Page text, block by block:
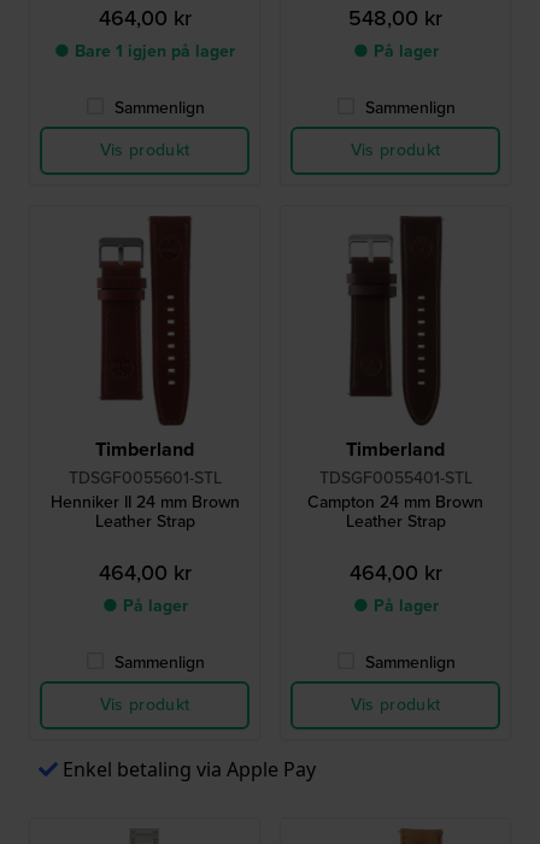
464,00 kr
● Bare 1 igjen på lager
Sammenlign
Vis produkt
548,00 kr
● På lager
Sammenlign
Vis produkt
Timberland
TDSGF0055601-STL
Henniker II 24 mm Brown
Leather Strap
464,00 kr
● På lager
Sammenlign
Vis produkt
Timberland
TDSGF0055401-STL
Campton 24 mm Brown
Leather Strap
464,00 kr
● På lager
Sammenlign
Vis produkt
Enkel betaling via Apple Pay